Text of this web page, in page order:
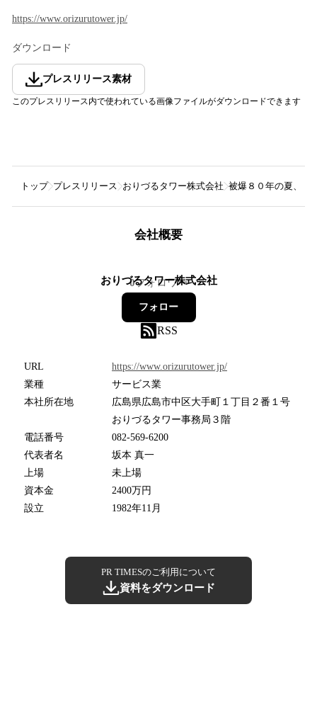
https://www.orizurutower.jp/
ダウンロード
プレスリリース素材
このプレスリリース内で使われている画像ファイルがダウンロードできます
トップ プレスリリース おりづるタワー株式会社 被爆８０年の夏、広
会社概要
おりづるタワー株式会社
0フォロワー
フォロー
RSS
URL
https://www.orizurutower.jp/
業種
サービス業
本社所在地
広島県広島市中区大手町１丁目２番１号
おりづるタワー事務局３階
電話番号
082-569-6200
代表者名
坂本 真一
上場
未上場
資本金
2400万円
設立
1982年11月
PR TIMESのご利用について
資料をダウンロード